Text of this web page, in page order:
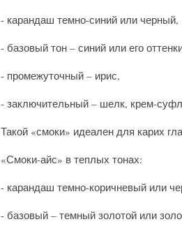
- карандаш темно-синий или черный,
- базовый тон – синий или его
- промежуточный – ирис,
- заключительный – шелк, крем-
Такой «смоки» идеален для карих
«Смоки-айс» в теплых тонах:
- карандаш темно-коричневый или
- базовый – темный золотой или